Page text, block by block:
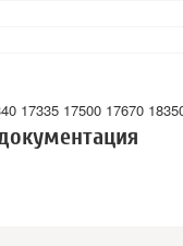
17335 17500 17670